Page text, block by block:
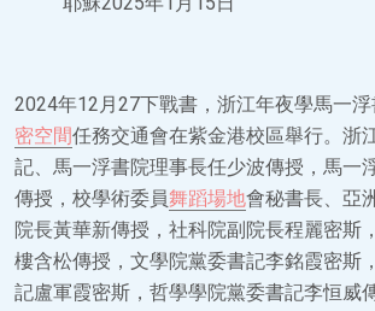
2024年12月27下戰書，浙江年夜學馬一
密空間任務交通會在紫金港校區舉行。浙
記、馬一浮書院理事長任少波傳授，馬一
傳授，校學術委員舞蹈場地會秘書長、亞
院長黃華新傳授，社科院副院長程麗密斯
樓含松傳授，文學院黨委書記李銘霞密斯
記盧軍霞密斯，哲學學院黨委書記李恒威